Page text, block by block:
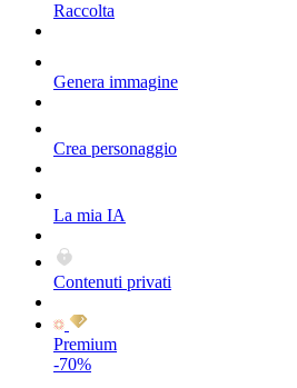
Raccolta
Genera immagine
Crea personaggio
La mia IA
Contenuti privati
Premium
-70%